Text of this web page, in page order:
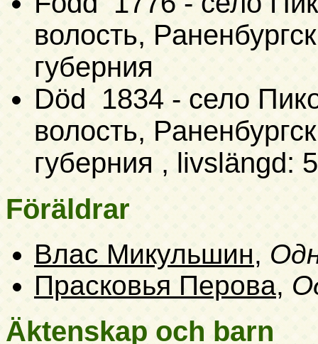
волость,
губерния
Död 1834 - село
волость,
губерния , livslängd:
Föräldrar
Влас Микульшин,
Прасковья Перова,
Äktenskap och barn